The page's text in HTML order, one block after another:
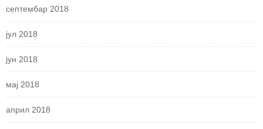
септембар 2018
јул 2018
јун 2018
мај 2018
април 2018